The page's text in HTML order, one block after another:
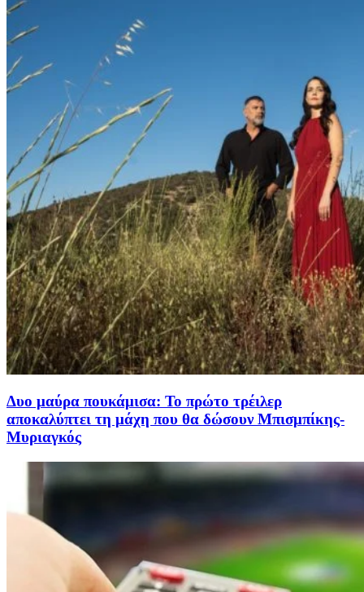
Δυο μαύρα πουκάμισα: Το πρώτο τρέιλερ
αποκαλύπτει τη μάχη που θα δώσουν Μπισμπίκης-
Μυριαγκός